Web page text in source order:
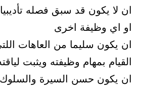
ان لا يكون قد سبق فصله
او اي وظيفة اخرى
ان يكون سليما من العاهات
القيام بمهام وظيفته ويثبت
ان يكون حسن السيرة